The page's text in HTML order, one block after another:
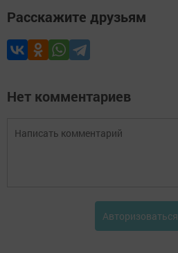
Расскажите друзьям
Нет комментариев
Авторизоваться